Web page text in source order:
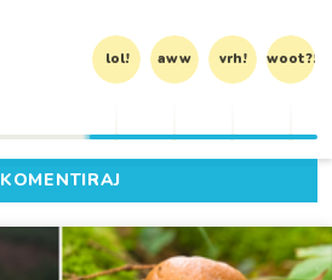
lol! aww vrh! woot?!
KOMENTIRAJ